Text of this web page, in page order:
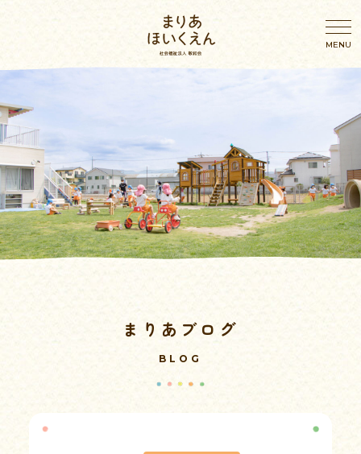
わたしたちの想い
園概要・アクセス
施設案内
年間行事
幼児の一日
乳児の一日
まりあブログ
BLOG